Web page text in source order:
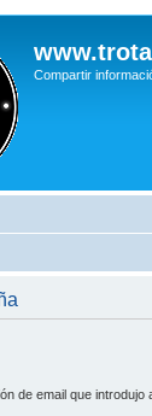
Compartir
de email que introdujo